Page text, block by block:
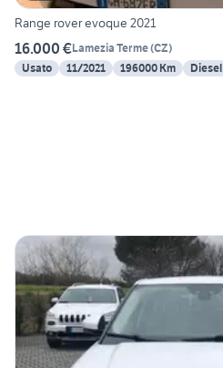
Range rover evoque 2021
16.000 €Lamezia Terme(CZ)
Usato
11/2021 196000 Km Diesel